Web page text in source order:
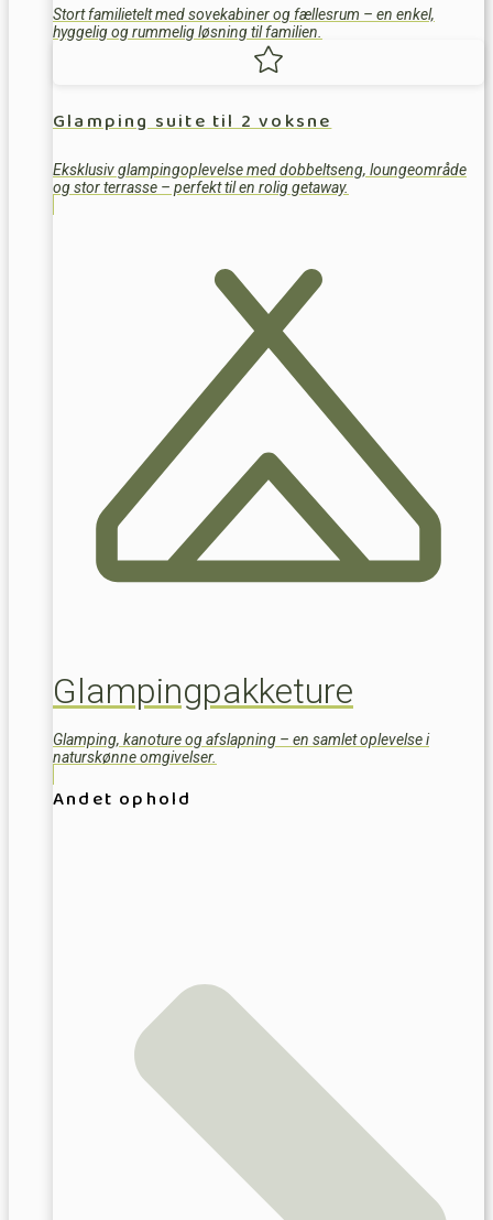
Stort familietelt med sovekabiner og fællesrum – en enkel,
hyggelig og rummelig løsning til familien.
Glamping suite til 2 voksne
Eksklusiv glampingoplevelse med dobbeltseng, loungeområde
og stor terrasse – perfekt til en rolig getaway.
Glampingpakketure
Glamping, kanoture og afslapning – en samlet oplevelse i
naturskønne omgivelser.
Andet ophold